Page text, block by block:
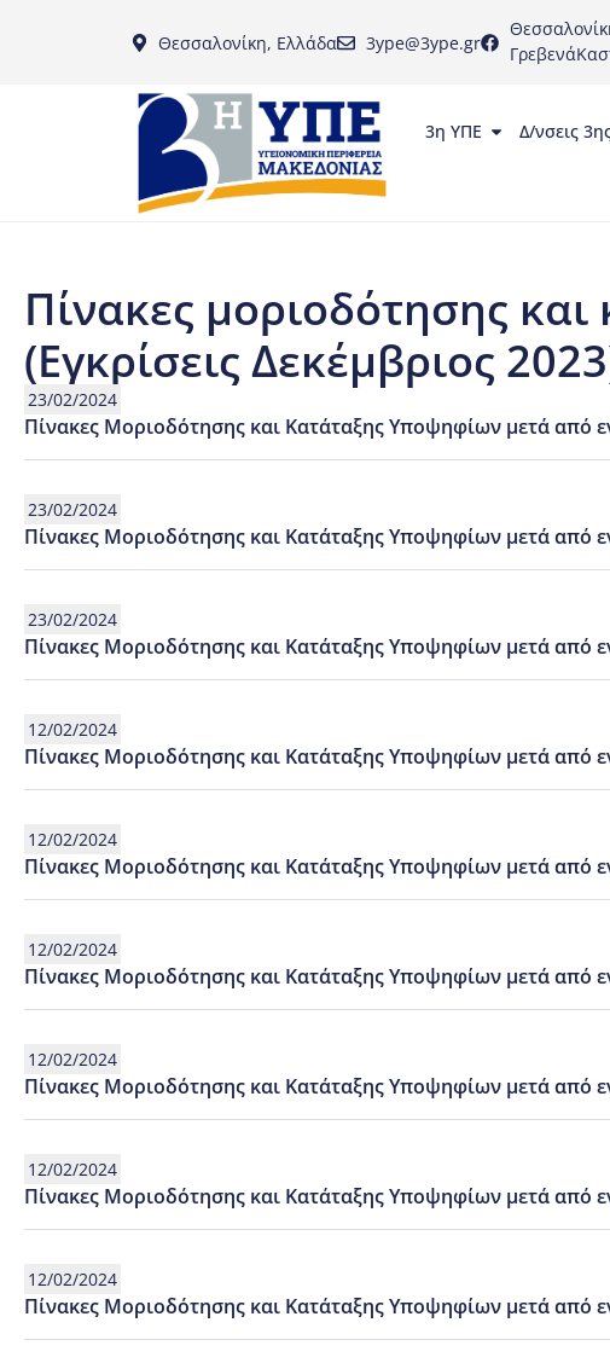
Θεσσαλονίκη, Ελλάδα 3ype@3ype.gr
Γρεβενά
3η ΥΠΕ Δ/νσεις
Πίνακες μοριοδότησης
(Εγκρίσεις Δεκέμβριος
23/02/2024
Πίνακες Μοριοδότησης και Κατάταξης Υποψηφίων μετά από
23/02/2024
Πίνακες Μοριοδότησης και Κατάταξης Υποψηφίων μετά από
23/02/2024
Πίνακες Μοριοδότησης και Κατάταξης Υποψηφίων μετά από
12/02/2024
Πίνακες Μοριοδότησης και Κατάταξης Υποψηφίων μετά από
12/02/2024
Πίνακες Μοριοδότησης και Κατάταξης Υποψηφίων μετά από
12/02/2024
Πίνακες Μοριοδότησης και Κατάταξης Υποψηφίων μετά από
12/02/2024
Πίνακες Μοριοδότησης και Κατάταξης Υποψηφίων μετά από
12/02/2024
Πίνακες Μοριοδότησης και Κατάταξης Υποψηφίων μετά
12/02/2024
Πίνακες Μοριοδότησης και Κατάταξης Υποψηφίων μετά από